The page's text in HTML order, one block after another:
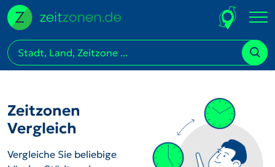
Zeitzonen
Vergleich
Vergleiche Sie beliebige